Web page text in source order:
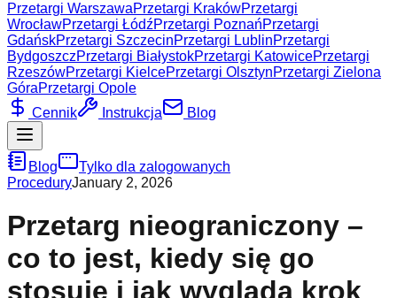
Przetargi WarszawaPrzetargi KrakówPrzetargi
WrocławPrzetargi ŁódźPrzetargi PoznańPrzetargi
GdańskPrzetargi SzczecinPrzetargi LublinPrzetargi
BydgoszczPrzetargi BiałystokPrzetargi KatowicePrzetargi
RzeszówPrzetargi KielcePrzetargi OlsztynPrzetargi Zielona
GóraPrzetargi Opole
Cennik
Instrukcja Blog
Blog
Tylko dla zalogowanych
ProceduryJanuary 2, 2026
Przetarg nieograniczony –
co to jest, kiedy się go
stosuje i jak wygląda krok